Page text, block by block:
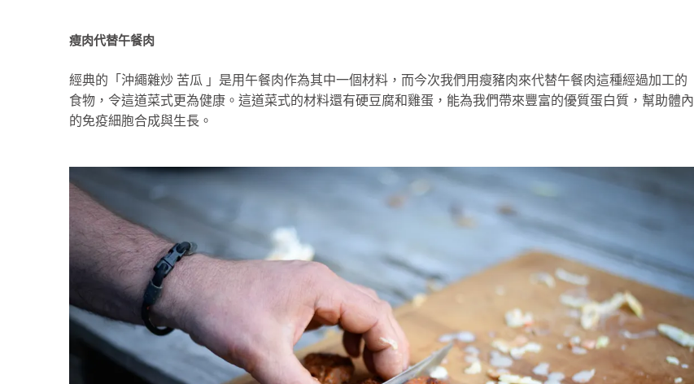
瘦肉代替午餐肉
經典的「沖繩雜炒 苦瓜 」是用午餐肉作為其中一個材料，而今次我們用瘦豬肉來代替午餐肉這種經過加工的
食物，令這道菜式更為健康。這道菜式的材料還有硬豆腐和雞蛋，能為我們帶來豐富的優質蛋白質，幫助體內
的免疫細胞合成與生長。